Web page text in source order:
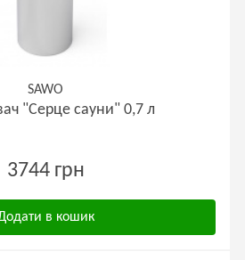
SAWO
"Серце сауни" 0,7 л
3744 грн
в кошик